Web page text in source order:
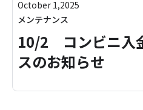
October 1,2025
メンテナンス
10/2 コンビニ入
スのお知らせ